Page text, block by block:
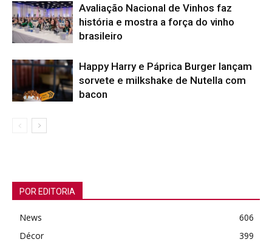
Avaliação Nacional de Vinhos faz
história e mostra a força do vinho
brasileiro
Happy Harry e Páprica Burger lançam
sorvete e milkshake de Nutella com
bacon
POR EDITORIA
News
606
Décor
399